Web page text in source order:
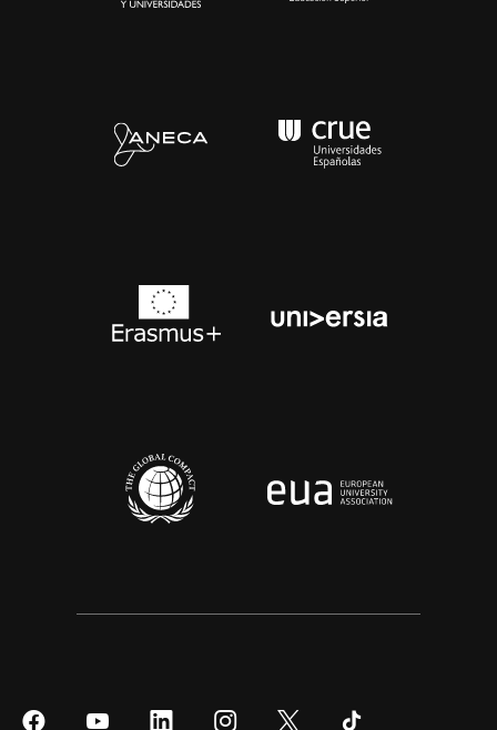
SíguenosSíguenos SíguenosSíguenos Síguenos